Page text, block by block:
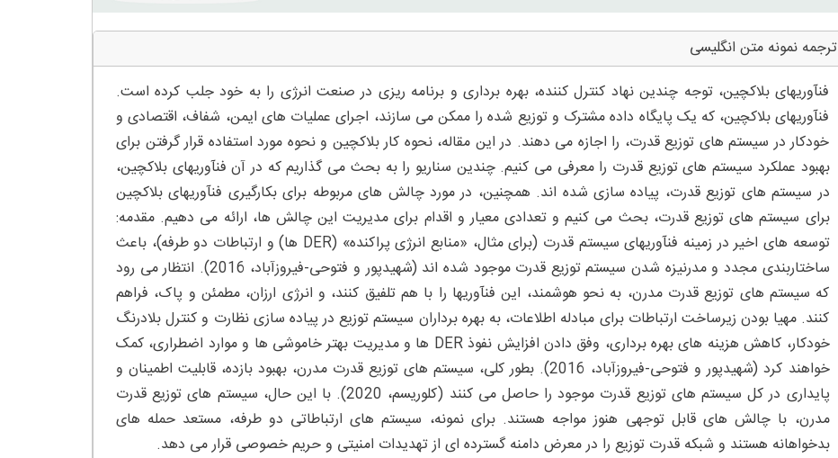
ترجمه نمونه متن انگلیسی
فنآوریهای بلاکچین، توجه چندین نهاد کنترل کننده، بهره برداری و برنامه ریزی در صنعت انرژی را به خود جلب کرده است.
فنآوریهای بلاکچین، که یک پایگاه داده مشترک و توزیع شده را ممکن می سازند، اجرای عملیات های ایمن، شفاف، اقتصادی و
خودکار در سیستم های توزیع قدرت، را اجازه می دهند. در این مقاله، نحوه کار بلاکچین و نحوه مورد استفاده قرار گرفتن برای
بهبود عملکرد سیستم های توزیع قدرت را معرفی می کنیم. چندین سناریو را به بحث می گذاریم که در آن فنآوریهای بلاکچین،
در سیستم های توزیع قدرت، پیاده سازی شده اند. همچنین، در مورد چالش های مربوطه برای بکارگیری فنآوریهای بلاکچین
برای سیستم های توزیع قدرت، بحث می کنیم و تعدادی معیار و اقدام برای مدیریت این چالش ها، ارائه می دهیم. مقدمه:
توسعه های اخیر در زمینه فنآوریهای سیستم قدرت (برای مثال، «منابع انرژی پراکنده» (DER ها) و ارتباطات دو طرفه)، باعث
ساختاربندی مجدد و مدرنیزه شدن سیستم توزیع قدرت موجود شده اند (شهیدپور و فتوحی-فیروزآباد، 2016). انتظار می رود
که سیستم های توزیع قدرت مدرن، به نحو هوشمند، این فنآوریها را با هم تلفیق کنند، و انرژی ارزان، مطمئن و پاک، فراهم
کنند. مهیا بودن زیرساخت ارتباطات برای مبادله اطلاعات، به بهره برداران سیستم توزیع در پیاده سازی نظارت و کنترل بلادرنگ
خودکار، کاهش هزینه های بهره برداری، وفق دادن افزایش نفوذ DER ها و مدیریت بهتر خاموشی ها و موارد اضطراری، کمک
خواهند کرد (شهیدپور و فتوحی-فیروزآباد، 2016). بطور کلی، سیستم های توزیع قدرت مدرن، بهبود بازده، قابلیت اطمینان و
پایداری در کل سیستم های توزیع قدرت موجود را حاصل می کنند (کلوریسم، 2020). با این حال، سیستم های توزیع قدرت
مدرن، با چالش های قابل توجهی هنوز مواجه هستند. برای نمونه، سیستم های ارتباطاتی دو طرفه، مستعد حمله های
بدخواهانه هستند و شبکه قدرت توزیع را در معرض دامنه گسترده ای از تهدیدات امنیتی و حریم خصوصی قرار می دهد.